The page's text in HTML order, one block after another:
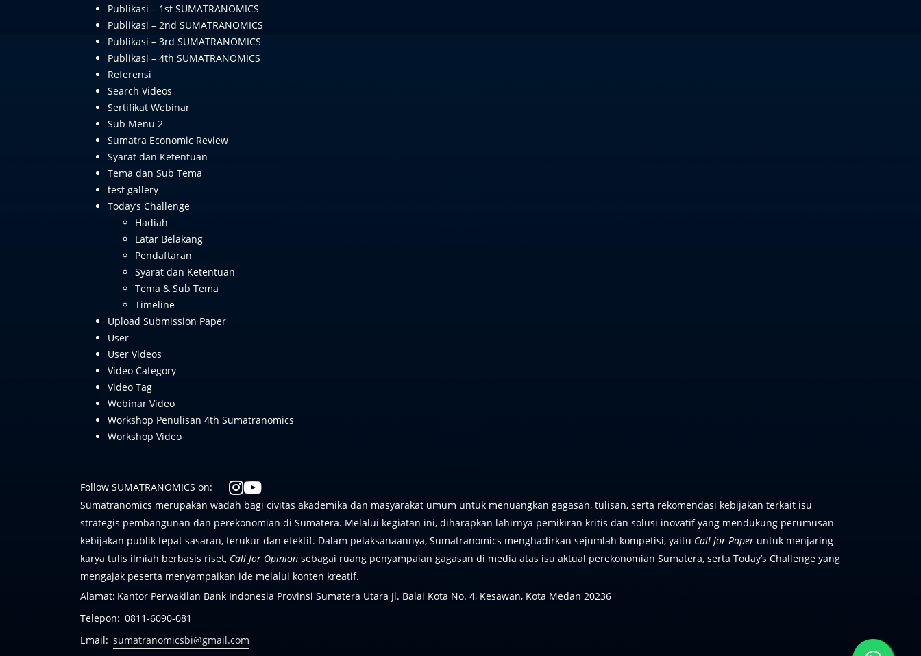
Publikasi – 1st SUMATRANOMICS
Publikasi – 2nd SUMATRANOMICS
Publikasi – 3rd SUMATRANOMICS
Publikasi – 4th SUMATRANOMICS
Referensi
Search Videos
Sertifikat Webinar
Sub Menu 2
Sumatra Economic Review
Syarat dan Ketentuan
Tema dan Sub Tema
test gallery
Today’s Challenge
Hadiah
Latar Belakang
Pendaftaran
Syarat dan Ketentuan
Tema & Sub Tema
Timeline
Upload Submission Paper
User
User Videos
Video Category
Video Tag
Webinar Video
Workshop Penulisan 4th Sumatranomics
Workshop Video
Follow SUMATRANOMICS on:
Sumatranomics merupakan wadah bagi civitas akademika dan masyarakat umum untuk menuangkan gagasan, tulisan, serta rekomendasi kebijakan terkait isu
strategis pembangunan dan perekonomian di Sumatera. Melalui kegiatan ini, diharapkan lahirnya pemikiran kritis dan solusi inovatif yang mendukung perumusan
kebijakan publik tepat sasaran, terukur dan efektif. Dalam pelaksanaannya, Sumatranomics menghadirkan sejumlah kompetisi, yaitu Call for Paper untuk menjaring
karya tulis ilmiah berbasis riset, Call for Opinion sebagai ruang penyampaian gagasan di media atas isu aktual perekonomian Sumatera, serta Today’s Challenge yang
mengajak peserta menyampaikan ide melalui konten kreatif.
Alamat: Kantor Perwakilan Bank Indonesia Provinsi Sumatera Utara Jl. Balai Kota No. 4, Kesawan, Kota Medan 20236
Telepon: 0811-6090-081
Email: sumatranomicsbi@gmail.com